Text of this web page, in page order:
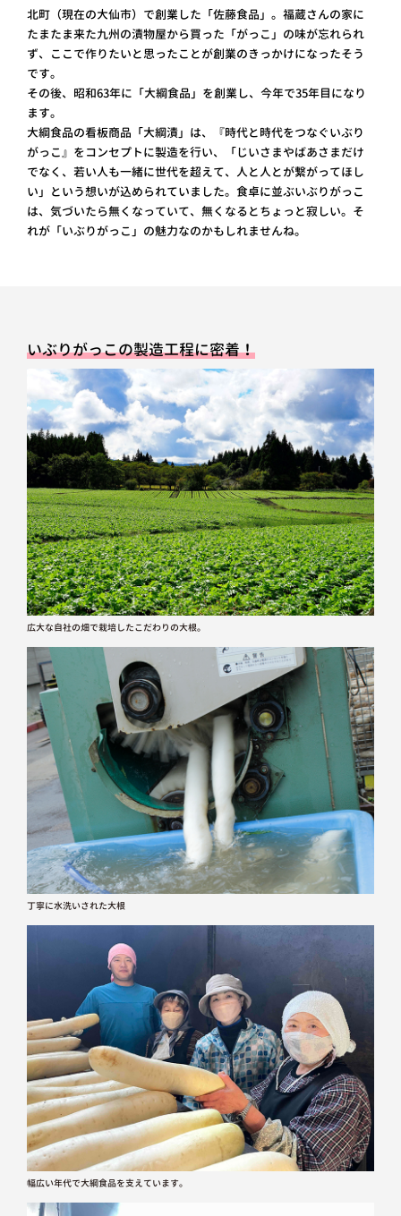
北町（現在の大仙市）で創業した「佐藤食品」。福蔵さんの家に
たまたま来た九州の漬物屋から買った「がっこ」の味が忘れられ
ず、ここで作りたいと思ったことが創業のきっかけになったそう
です。
その後、昭和63年に「大綱食品」を創業し、今年で35年目になり
ます。
大綱食品の看板商品「大綱漬」は、『時代と時代をつなぐいぶり
がっこ』をコンセプトに製造を行い、「じいさまやばあさまだけ
でなく、若い人も一緒に世代を超えて、人と人とが繋がってほし
い」という想いが込められていました。食卓に並ぶいぶりがっこ
は、気づいたら無くなっていて、無くなるとちょっと寂しい。そ
れが「いぶりがっこ」の魅力なのかもしれませんね。
いぶりがっこの製造工程に密着！
広大な自社の畑で栽培したこだわりの大根。
丁寧に水洗いされた大根
幅広い年代で大綱食品を支えています。